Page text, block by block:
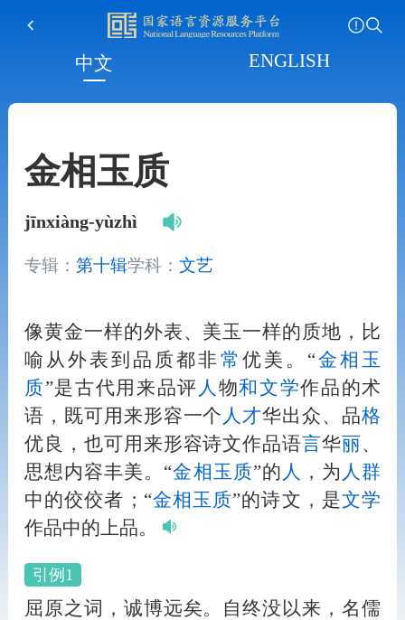
中文 ENGLISH
金相玉质
jīnxiàng-yùzhì
专辑： 第十辑学科： 文艺
像黄金一样的外表、美玉一样的质地，比
喻从外表到品质都非常 优美。“金相玉
质”是古代用来品评 人 物和 文学作品的术
语，既可用来形容一个 人 才华出众、品格
优良，也可用来形容诗文作品语言华丽、
思想内容丰美。“金相玉质”的 人 ，为 人 群
中的佼佼者；“金相玉质”的诗文，是文学
作品中的上品。
引例1
屈原之词，诚博远矣。自终没以来，名儒